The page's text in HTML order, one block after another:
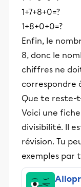
1+7+8+0=?
1+8+0+0=?
Enfin, le
8, donc le
chiffres ne
correspondre
Que te reste-
Voici une
divisibilité. Il
révision. Tu
exemples par